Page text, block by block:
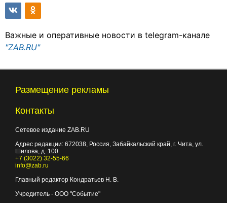
Важные и оперативные новости в telegram-канале
"ZAB.RU"
Размещение рекламы
Контакты
Сетевое издание ZAB.RU
Адрес редакции: 672038, Россия, Забайкальский край, г. Чита, ул.
Шилова, д. 100
+7 (3022) 32-55-66
info@zab.ru
Главный редактор Кондратьев Н. В.
Учредитель - ООО "Событие"